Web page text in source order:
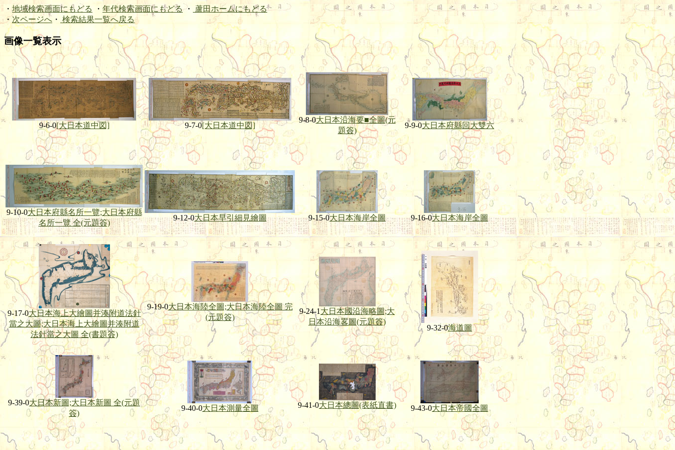
・ 地域検索画面にもどる ・ 年代検索画面にもどる・
蘆田ホームにもどる
・次ページへ ・ 検索結果一覧へ戻る
画像一覧表示
9-6-0[大日本道中図] 9-7-0[大日本道中図]
9-8-0大日本沿海要■全圖(元
題簽)
9-9-0大日本府縣回大雙六
9-10-0大日本府縣名所一覽;大日本府縣
名所一覽 全(元題簽)
9-12-0大日本早引細見繪圖 9-15-0大日本海岸全圖 9-16-0大日本海岸全圖
9-17-0大日本海上大繪圖并湊附道法針
當之大圖;大日本海上大繪圖并湊附道
法針當之大圖 全(書題簽)
9-19-0大日本海陸全圖;大日本海陸全圖 完
(元題簽)
9-24-1大日本國沿海略圖;大
日本沿海畧圖(元題簽)
9-32-0海道圖
9-39-0大日本新圖;大日本新圖 全(元題
簽)
9-40-0大日本測量全圖 9-41-0大日本總圖(表紙直書) 9-43-0大日本帝國全圖